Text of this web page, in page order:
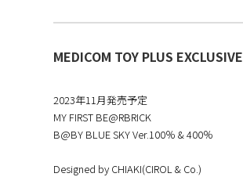
MEDICOM TOY PLUS EXCLUSIVE
2023年11月発売予定
MY FIRST BE@RBRICK
B@BY BLUE SKY Ver.100％ & 400％
Designed by CHIAKI(CIROL & Co.)